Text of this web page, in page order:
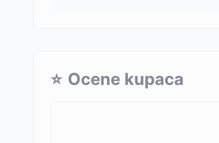
⭐ Ocene kupaca